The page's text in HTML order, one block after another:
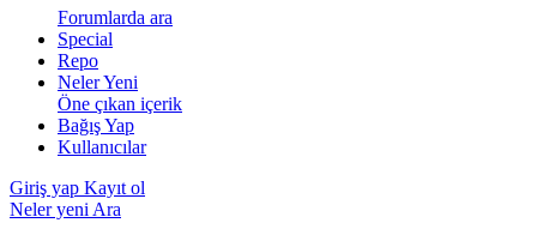
Forumlarda ara
Special
Repo
Neler Yeni
Öne çıkan içerik
Bağış Yap
Kullanıcılar
Giriş yap Kayıt ol
Neler yeni Ara